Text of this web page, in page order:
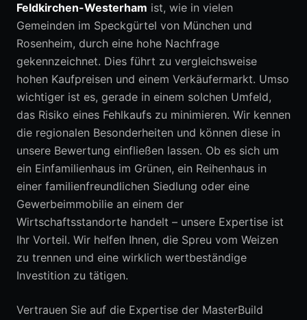
Feldkirchen-Westerham ist, wie in vielen
Gemeinden im Speckgürtel von München und
Rosenheim, durch eine hohe Nachfrage
gekennzeichnet. Dies führt zu vergleichsweise
hohen Kaufpreisen und einem Verkäufermarkt. Umso
wichtiger ist es, gerade in einem solchen Umfeld,
das Risiko eines Fehlkaufs zu minimieren. Wir kennen
die regionalen Besonderheiten und können diese in
unsere Bewertung einfließen lassen. Ob es sich um
ein Einfamilienhaus im Grünen, ein Reihenhaus in
einer familienfreundlichen Siedlung oder eine
Gewerbeimmobilie an einem der
Wirtschaftsstandorte handelt – unsere Expertise ist
Ihr Vorteil. Wir helfen Ihnen, die Spreu vom Weizen
zu trennen und eine wirklich wertbeständige
Investition zu tätigen.
Vertrauen Sie auf die Expertise der MasterBuild